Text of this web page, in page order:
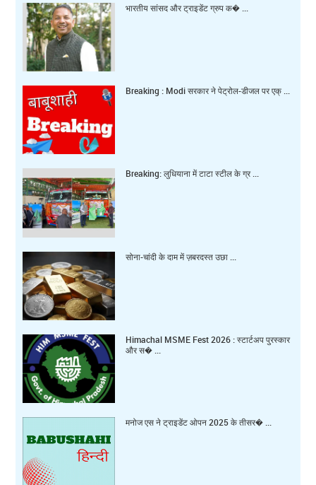
भारतीय सांसद और ट्राइडेंट ग्रुप क� ...
Breaking : Modi सरकार ने पेट्रोल-डीजल पर एक् ...
Breaking: लुधियाना में टाटा स्टील के ग्र ...
सोना-चांदी के दाम में ज़बरदस्त उछा ...
Himachal MSME Fest 2026 : स्टार्टअप पुरस्कार
और स� ...
मनोज एस ने ट्राइडेंट ओपन 2025 के तीसर� ...